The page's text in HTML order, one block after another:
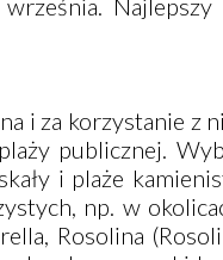
i za korzystanie z
publicznej.
i plaże
np. w
Rosolina